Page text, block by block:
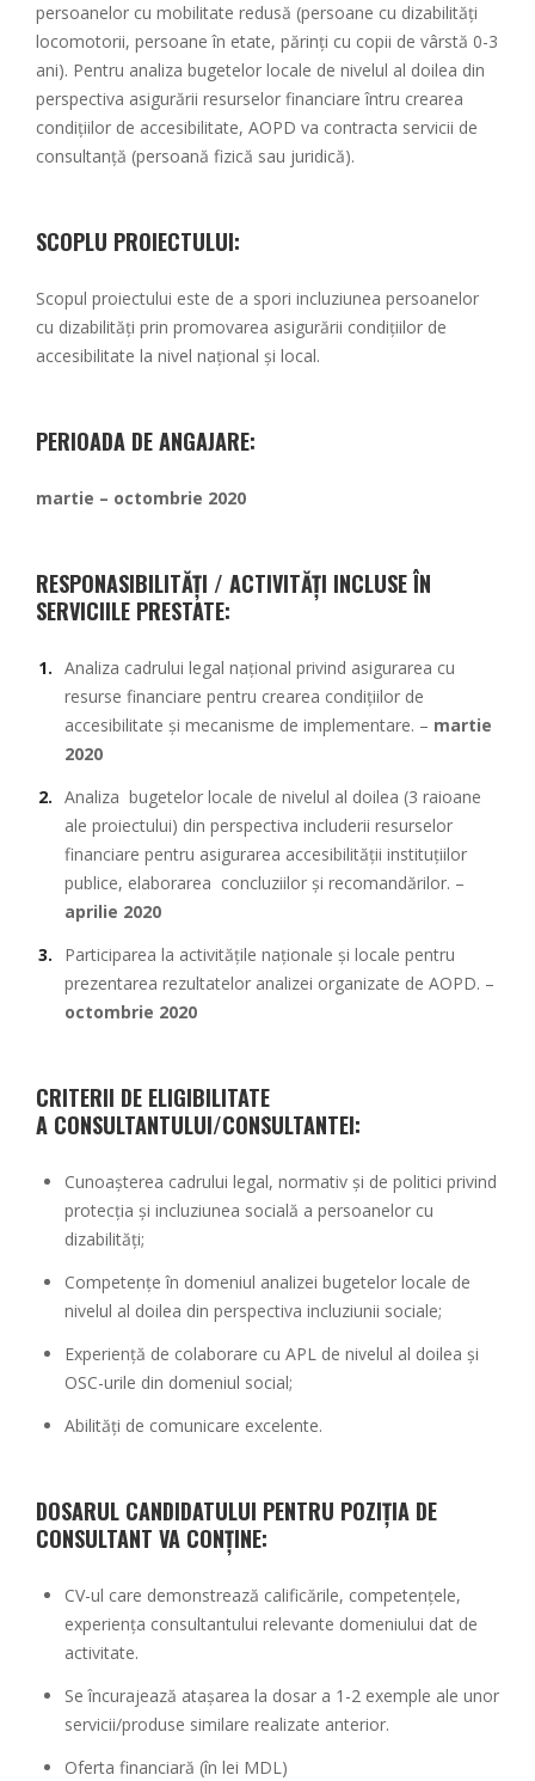
persoanelor cu mobilitate redusă (persoane cu dizabilități
locomotorii, persoane în etate, părinți cu copii de vârstă 0-3
ani). Pentru analiza bugetelor locale de nivelul al doilea din
perspectiva asigurării resurselor financiare întru crearea
condițiilor de accesibilitate, AOPD va contracta servicii de
consultanță (persoană fizică sau juridică).
SCOPLU PROIECTULUI:
Scopul proiectului este de a spori incluziunea persoanelor
cu dizabilități prin promovarea asigurării condițiilor de
accesibilitate la nivel național și local.
PERIOADA DE ANGAJARE:
martie – octombrie 2020
RESPONASIBILITĂȚI / ACTIVITĂȚI INCLUSE ÎN
SERVICIILE PRESTATE:
Analiza cadrului legal național privind asigurarea cu
resurse financiare pentru crearea condițiilor de
accesibilitate și mecanisme de implementare. – martie
2020
Analiza bugetelor locale de nivelul al doilea (3 raioane
ale proiectului) din perspectiva includerii resurselor
financiare pentru asigurarea accesibilității instituțiilor
publice, elaborarea concluziilor și recomandărilor. –
aprilie 2020
Participarea la activitățile naționale și locale pentru
prezentarea rezultatelor analizei organizate de AOPD. –
octombrie 2020
CRITERII DE ELIGIBILITATE
A CONSULTANTULUI/CONSULTANTEI:
Cunoașterea cadrului legal, normativ și de politici privind
protecția și incluziunea socială a persoanelor cu
dizabilități;
Competențe în domeniul analizei bugetelor locale de
nivelul al doilea din perspectiva incluziunii sociale;
Experiență de colaborare cu APL de nivelul al doilea și
OSC-urile din domeniul social;
Abilități de comunicare excelente.
DOSARUL CANDIDATULUI PENTRU POZIȚIA DE
CONSULTANT VA CONȚINE:
CV-ul care demonstrează calificările, competențele,
experiența consultantului relevante domeniului dat de
activitate.
Se încurajează atașarea la dosar a 1-2 exemple ale unor
servicii/produse similare realizate anterior.
Oferta financiară (în lei MDL)